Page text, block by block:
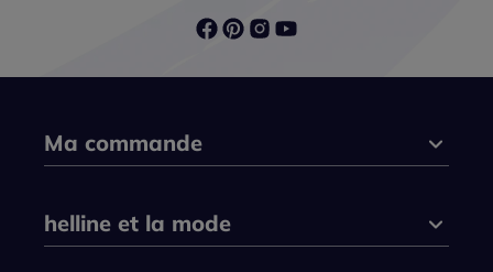
Ma commande
helline et la mode